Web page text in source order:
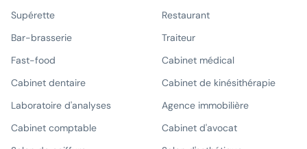
Supérette
Restaurant
Bar-brasserie
Traiteur
Fast-food
Cabinet médical
Cabinet dentaire
Cabinet de kinésithérapie
Laboratoire d'analyses
Agence immobilière
Cabinet comptable
Cabinet d'avocat